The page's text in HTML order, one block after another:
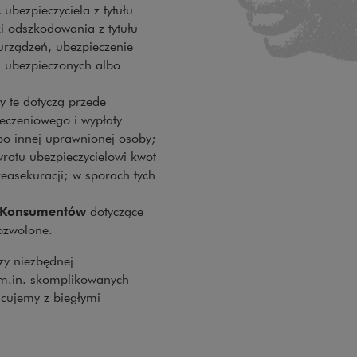
z tytułu
z tytułu
ubezpieczenie
albo
te dotyczą przede
i wypłaty
innej uprawnionej osoby;
ubezpieczycielowi kwot
w sporach tych
dotyczące
niezbędnej
skomplikowanych
z biegłymi